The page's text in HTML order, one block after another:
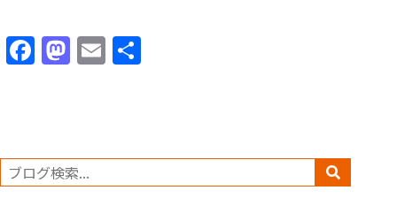
Facebook
Mastodon
Email